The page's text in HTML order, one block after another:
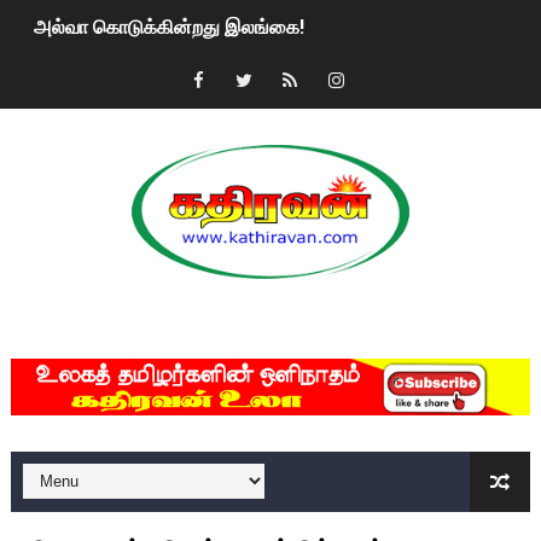
அல்வா கொடுக்கின்றது இலங்கை!
2ஆம் நாள் உக்ரைன் யுத்தம்!! எங்களைத் தனிமையில்
மகிந்த ராஜபக்சே பதவி விலக திட்டம்?
ரவுடி பேபிக்கு நடந்த தரமான சம்பவம்.. ஆபாச வீடியோக்களால்
குண்டை தூக்கிப்போட்ட ஆய்வு…. இந்தியாவின் “கோவிஷீல்டு”
யாழில் தமிழின தலைவர் பிரபாகரனின் பிறந்தநாளை
ஏர்போர்ட்டில் உதைத்த நபர் யார், என்ன நடந்தது?: உண்மையை
சீனா இலங்கையிடம் 8 மில்லியன் அமெரிக்க டொலர் நட்டஈடு